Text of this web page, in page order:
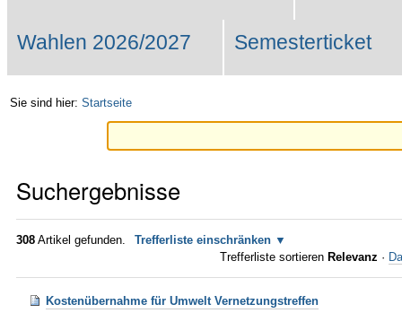
Wahlen 2026/2027 Semesterticket
Sie sind hier: Startseite
Suchergebnisse
308 Artikel gefunden.
Trefferliste einschränken
Trefferliste sortieren Relevanz ·
Kostenübernahme für Umwelt Vernetzungstreffen